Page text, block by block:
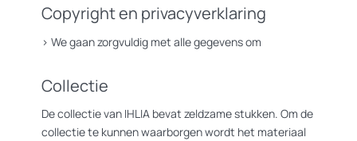
Copyright en privacyverklaring
> We gaan zorgvuldig met alle gegevens om
Collectie
De collectie van IHLIA bevat zeldzame stukken. Om de
collectie te kunnen waarborgen wordt het materiaal